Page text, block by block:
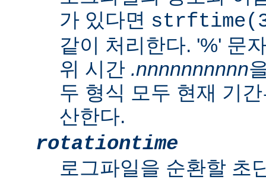
가 있다면
같이 처리한다. '%' 문
위 시간 .nnnnnnnnnn
두 형식 모두 현재 기
산한다.
rotationtime
로그파일을 순환할 초